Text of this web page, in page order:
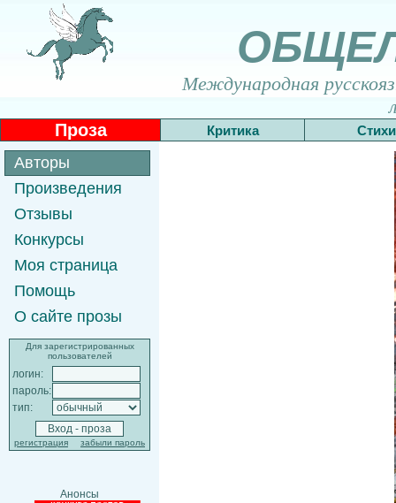
Международная
Проза Критика Стихи
Авторы
Произведения
Отзывы
Конкурсы
Моя страница
Помощь
О сайте прозы
Для зарегистрированных
пользователей
логин:
пароль:
тип:
регистрация забыли пароль
Анонсы